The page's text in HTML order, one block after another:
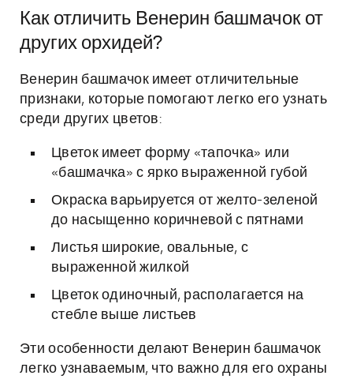
Как отличить Венерин башмачок от
других орхидей?
Венерин башмачок имеет отличительные
признаки, которые помогают легко его узнать
среди других цветов:
Цветок имеет форму «тапочка» или
«башмачка» с ярко выраженной губой
Окраска варьируется от желто-зеленой
до насыщенно коричневой с пятнами
Листья широкие, овальные, с
выраженной жилкой
Цветок одиночный, располагается на
стебле выше листьев
Эти особенности делают Венерин башмачок
легко узнаваемым, что важно для его охраны